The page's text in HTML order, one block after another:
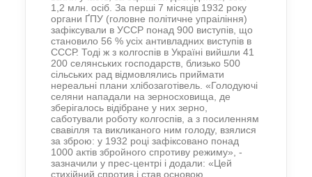
1,2 млн. осіб. За перші 7 місяців 1932 року
органи ҐПУ (головне політичне упраіління)
зафіксували в УССР понад 900 виступів, що
становило 56 % усіх антивладних виступів в
СССР. Тоді ж з колгоспів в Україні вийшли 41
200 селянських господарств, близько 500
сільських рад відмовлялись приймати
нереальні плани хлібозаготівель. «Голодуючі
селяни нападали на зерносховища, де
зберігалось відібране у них зерно,
саботували роботу колгоспів, а з посиленням
свавілля та викликаного ним голоду, взялися
за зброю: у 1932 році зафіксовано понад
1000 актів збройного спротиву режиму», -
зазначили у прес-центрі і додали: «Цей
стихійний спротив і став основою